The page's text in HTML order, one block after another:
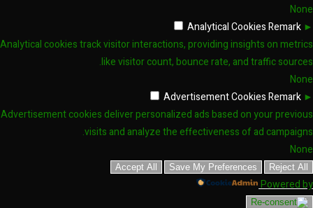
None
►
Analytical CookiesRemark
Analytical cookies track visitor interactions, providing insights on metrics
like visitor count, bounce rate, and traffic sources.
None
►
Advertisement CookiesRemark
Advertisement cookies deliver personalized ads based on your previous
visits and analyze the effectiveness of ad campaigns.
None
Reject All
Save My Preferences
Accept All
Powered by